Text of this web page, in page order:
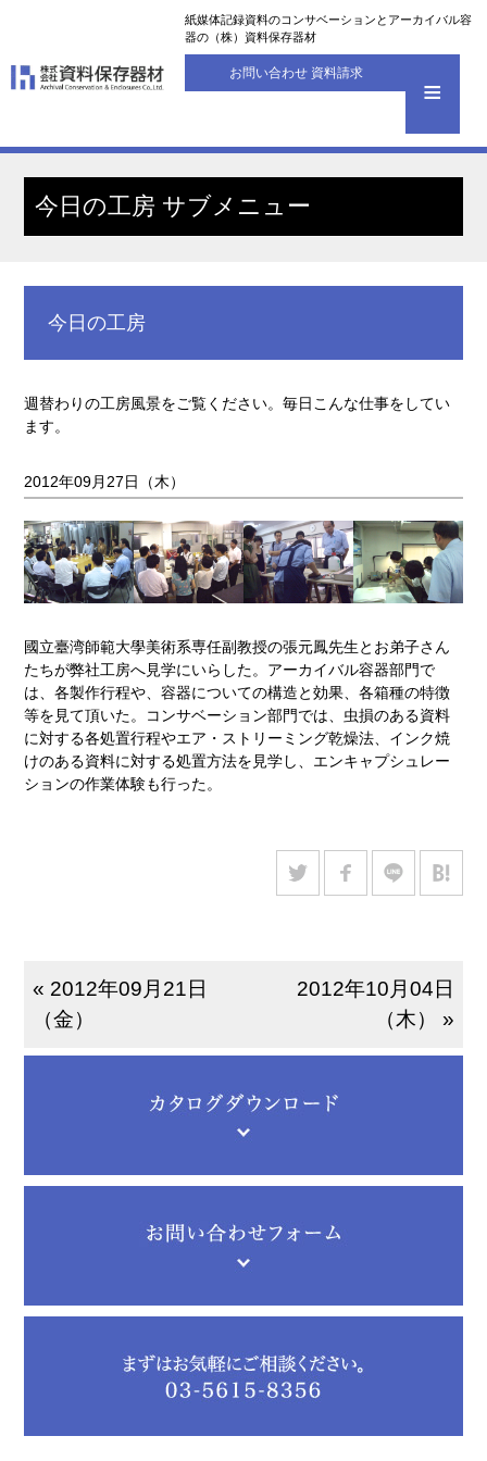
紙媒体記録資料のコンサベーションとアーカイバル容
器の（株）資料保存器材
お問い合わせ 資料請求
今日の工房 サブメニュー
今日の工房
週替わりの工房風景をご覧ください。毎日こんな仕事をしてい
ます。
2012年09月27日（木）
國立臺湾師範大學美術系専任副教授の張元鳳先生とお弟子さん
たちが弊社工房へ見学にいらした。アーカイバル容器部門で
は、各製作行程や、容器についての構造と効果、各箱種の特徴
等を見て頂いた。コンサベーション部門では、虫損のある資料
に対する各処置行程やエア・ストリーミング乾燥法、インク焼
けのある資料に対する処置方法を見学し、エンキャプシュレー
ションの作業体験も行った。
« 2012年09月21日
（金）
2012年10月04日
（木） »